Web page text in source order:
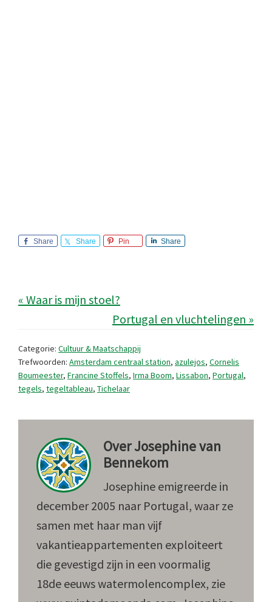
Share Share Pin Share
« Waar is mijn stoel?
Portugal en vluchtelingen »
Categorie: Cultuur & Maatschappij
Trefwoorden: Amsterdam centraal station, azulejos, Cornelis
Boumeester, Francine Stoffels, Irma Boom, Lissabon, Portugal,
tegels, tegeltableau, Tichelaar
OverJosephine van
Bennekom
Josephine emigreerde in
december 2005 naar Portugal, waar ze
samen met haar man vijf
vakantieappartementen exploiteert
die gevestigd zijn in een voormalig
18de eeuws watermolencomplex, zie